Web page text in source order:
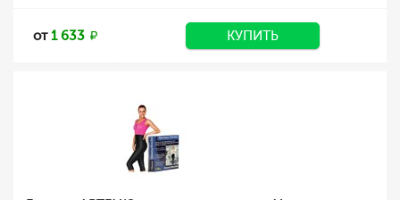
от1 633 КУПИТЬ